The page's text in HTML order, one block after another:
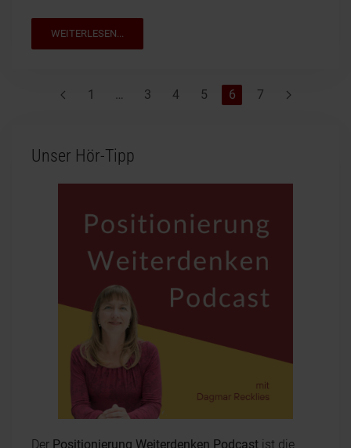
WEITERLESEN...
1 … 3 4 5 6 7
Unser Hör-Tipp
Der Positionierung Weiterdenken Podcast ist die